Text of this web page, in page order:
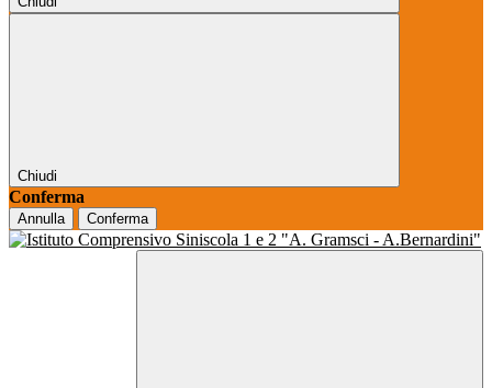
Chiudi
Conferma
Annulla Conferma